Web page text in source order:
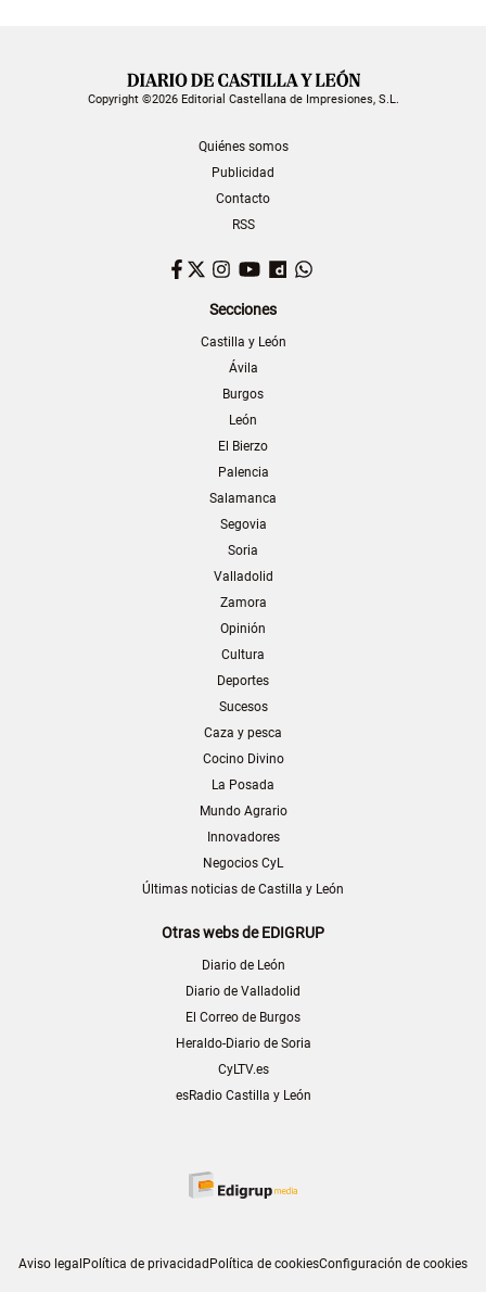
Copyright ©2026 Editorial Castellana de Impresiones, S.L.
Quiénes somos
Publicidad
Contacto
RSS
Facebook
TwitterInstagram
YouTubeDailymotion
Secciones
Castilla y León
Ávila
Burgos
León
El Bierzo
Palencia
Salamanca
Segovia
Soria
Valladolid
Zamora
Opinión
Cultura
Deportes
Sucesos
Caza y pesca
Cocino Divino
La Posada
Mundo Agrario
Innovadores
Negocios CyL
Últimas noticias de Castilla y León
Otras webs de EDIGRUP
Diario de León
Diario de Valladolid
El Correo de Burgos
Heraldo-Diario de Soria
CyLTV.es
esRadio Castilla y León
Aviso legalPolítica de privacidadPolítica de cookiesConfiguración de cookies